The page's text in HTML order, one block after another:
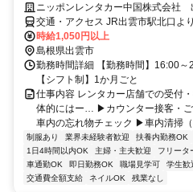
ニッポンレンタカー中国株式会社
交通・アクセス JR出雲市駅北口よ
出雲1階
時給1,050円以上
島根県出雲市
勤務時間詳細 【勤務時間】16:00
【シフト制】1か月ごと
仕事内容 レンタカー店舗での受付
体的にはー… ▶カウンター接客・
車内の忘れ物チェック ▶車内清掃
制服あり 業界未経験者歓迎 扶養内勤務OK
1日4時間以内OK
主婦・主夫歓迎 フリータ
車通勤OK
即日勤務OK 職場見学可 学生歓
交通費全額支給
ネイルOK 残業なし